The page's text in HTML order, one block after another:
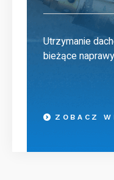
Utrzymanie
bieżące
ZOBACZ